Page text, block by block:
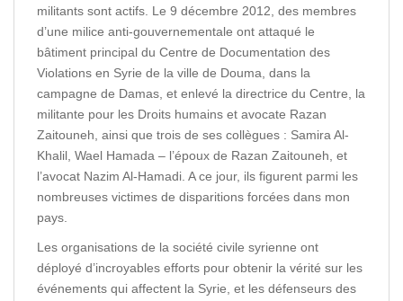
militants sont actifs. Le 9 décembre 2012, des membres
d’une milice anti-gouvernementale ont attaqué le
bâtiment principal du Centre de Documentation des
Violations en Syrie de la ville de Douma, dans la
campagne de Damas, et enlevé la directrice du Centre, la
militante pour les Droits humains et avocate Razan
Zaitouneh, ainsi que trois de ses collègues : Samira Al-
Khalil, Wael Hamada – l’époux de Razan Zaitouneh, et
l’avocat Nazim Al-Hamadi. A ce jour, ils figurent parmi les
nombreuses victimes de disparitions forcées dans mon
pays.
Les organisations de la société civile syrienne ont
déployé d’incroyables efforts pour obtenir la vérité sur les
événements qui affectent la Syrie, et les défenseurs des